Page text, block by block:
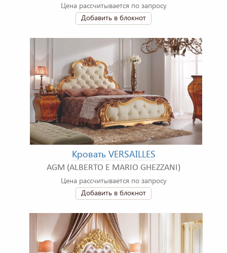
Цена рассчитывается по запросу
Добавить в блокнот
Кровать VERSAILLES
AGM (ALBERTO E MARIO GHEZZANI)
Цена рассчитывается по запросу
Добавить в блокнот